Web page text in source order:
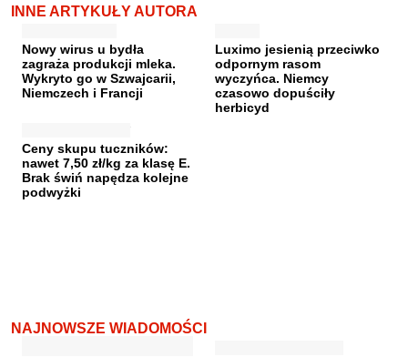
INNE ARTYKUŁY AUTORA
Nowy wirus u bydła
zagraża produkcji mleka.
Wykryto go w Szwajcarii,
Niemczech i Francji
Luximo jesienią przeciwko
odpornym rasom
wyczyńca. Niemcy
czasowo dopuściły
herbicyd
Ceny skupu tuczników:
nawet 7,50 zł/kg za klasę E.
Brak świń napędza kolejne
podwyżki
NAJNOWSZE WIADOMOŚCI